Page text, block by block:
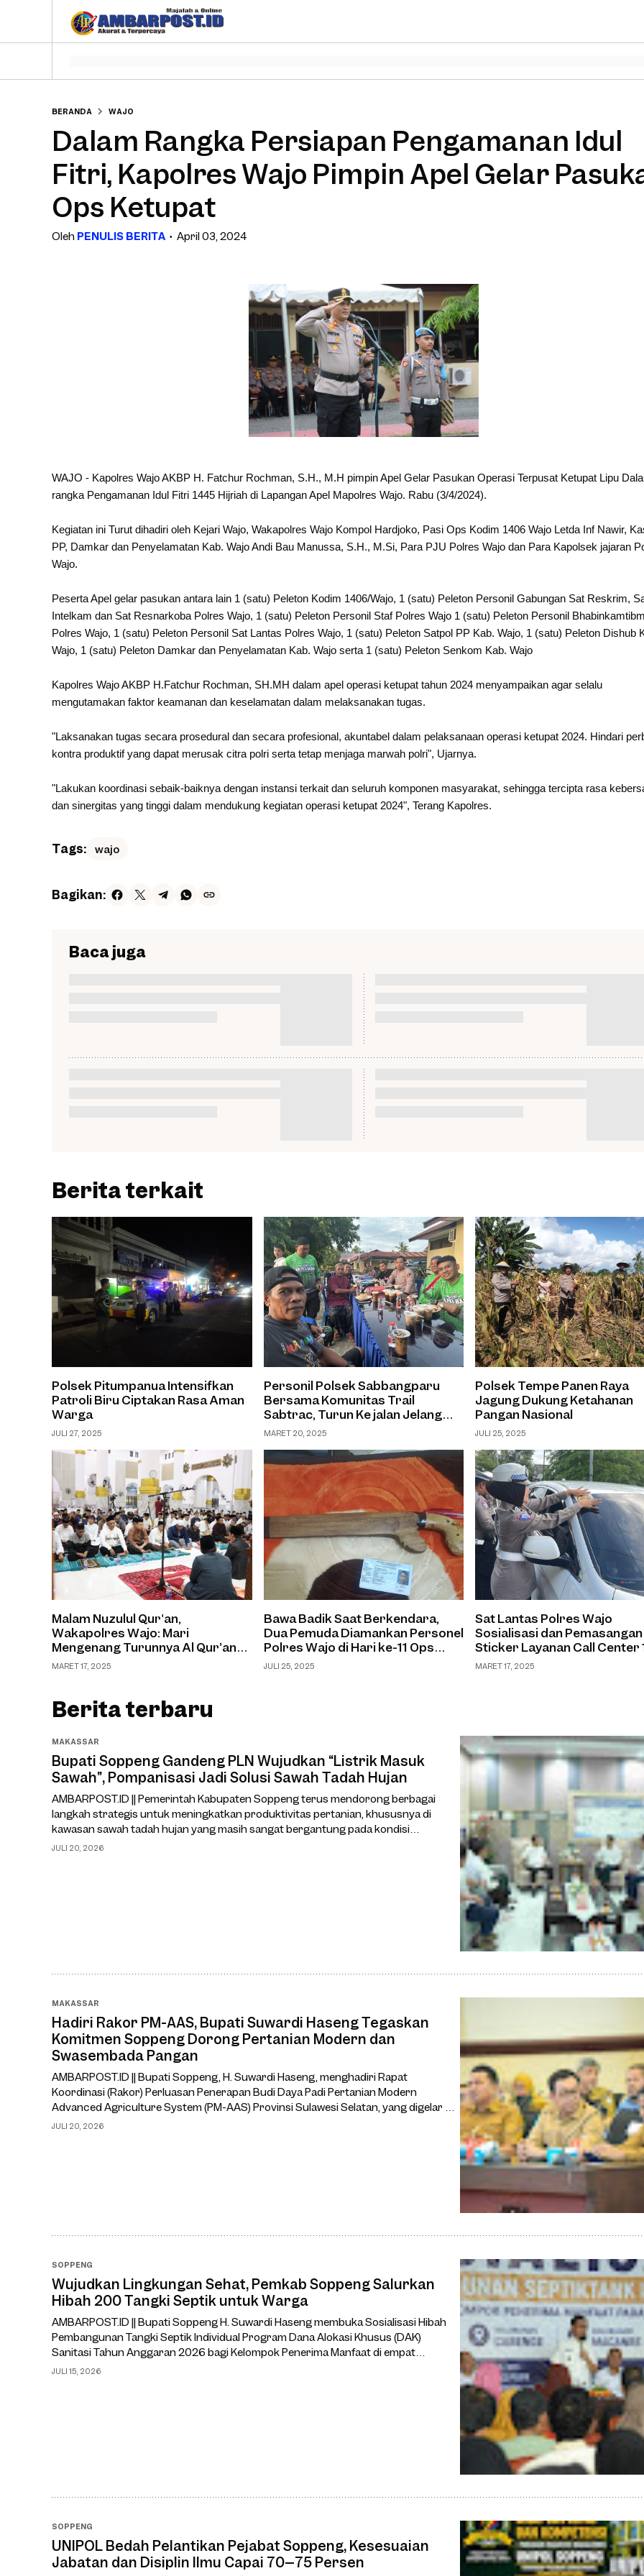
BERANDA WAJO
Dalam Rangka Persiapan Pengamanan Idul
Fitri, Kapolres Wajo Pimpin Apel Gelar
Ops Ketupat
Oleh PENULIS BERITA April 03, 2024
WAJO - Kapolres Wajo AKBP H. Fatchur Rochman, S.H., M.H pimpin Apel Gelar Pasukan Operasi Terpusat Ketupat Lipu
rangka Pengamanan Idul Fitri 1445 Hijriah di Lapangan Apel Mapolres Wajo. Rabu (3/4/2024).
Kegiatan ini Turut dihadiri oleh Kejari Wajo, Wakapolres Wajo Kompol Hardjoko, Pasi Ops Kodim 1406 Wajo Letda Inf Nawir,
PP, Damkar dan Penyelamatan Kab. Wajo Andi Bau Manussa, S.H., M.Si, Para PJU Polres Wajo dan Para Kapolsek jajaran
Wajo.
Peserta Apel gelar pasukan antara lain 1 (satu) Peleton Kodim 1406/Wajo, 1 (satu) Peleton Personil Gabungan Sat Reskrim,
Intelkam dan Sat Resnarkoba Polres Wajo, 1 (satu) Peleton Personil Staf Polres Wajo 1 (satu) Peleton Personil
Polres Wajo, 1 (satu) Peleton Personil Sat Lantas Polres Wajo, 1 (satu) Peleton Satpol PP Kab. Wajo, 1 (satu) Peleton Dishub
Wajo, 1 (satu) Peleton Damkar dan Penyelamatan Kab. Wajo serta 1 (satu) Peleton Senkom Kab. Wajo
Kapolres Wajo AKBP H.Fatchur Rochman, SH.MH dalam apel operasi ketupat tahun 2024 menyampaikan agar selalu
mengutamakan faktor keamanan dan keselamatan dalam melaksanakan tugas.
"Laksanakan tugas secara prosedural dan secara profesional, akuntabel dalam pelaksanaan operasi ketupat 2024. Hindari
kontra produktif yang dapat merusak citra polri serta tetap menjaga marwah polri", Ujarnya.
"Lakukan koordinasi sebaik-baiknya dengan instansi terkait dan seluruh komponen masyarakat, sehingga tercipta rasa
dan sinergitas yang tinggi dalam mendukung kegiatan operasi ketupat 2024", Terang Kapolres.
Tags: wajo
Bagikan:
Baca juga
Berita terkait
Polsek Pitumpanua Intensifkan
Patroli Biru Ciptakan Rasa Aman
Warga
JULI 27, 2025
Personil Polsek Sabbangparu
Bersama Komunitas Trail
Sabtrac, Turun Ke jalan Jelang
Berbuka Puasa Melalui Aksi
MARET 20, 2025
Polsek Tempe Panen Raya
Jagung Dukung Ketahanan
Pangan Nasional
JULI 25, 2025
Malam Nuzulul Qur'an,
Wakapolres Wajo: Mari
Mengenang Turunnya Al Qur’an
kepada Nabi Muhammad SAW
MARET 17, 2025
Bawa Badik Saat Berkendara,
Dua Pemuda Diamankan Personel
Polres Wajo di Hari ke-11 Ops
Patuh Pallawa
JULI 25, 2025
Sat Lantas Polres Wajo
Sosialisasi dan Pemasangan
Sticker Layanan Call Center
Mudik Aman Keluarga
MARET 17, 2025
Berita terbaru
MAKASSAR
Bupati Soppeng Gandeng PLN Wujudkan “Listrik Masuk
Sawah”, Pompanisasi Jadi Solusi Sawah Tadah Hujan
AMBARPOST.ID || Pemerintah Kabupaten Soppeng terus mendorong berbagai
langkah strategis untuk meningkatkan produktivitas pertanian, khususnya di
kawasan sawah tadah hujan yang masih sangat bergantung pada kondisi
cuaca.Salah satu upaya yang kini tengah dimatangkan adalah program “Listrik
JULI 20, 2026
MAKASSAR
Hadiri Rakor PM-AAS, Bupati Suwardi Haseng Tegaskan
Komitmen Soppeng Dorong Pertanian Modern dan
Swasembada Pangan
AMBARPOST.ID || Bupati Soppeng, H. Suwardi Haseng, menghadiri Rapat
Koordinasi (Rakor) Perluasan Penerapan Budi Daya Padi Pertanian Modern
Advanced Agriculture System (PM-AAS) Provinsi Sulawesi Selatan, yang digelar di
Ruang Rapat Pimpinan Kantor Gubernur Sulawesi Selatan, Senin
JULI 20, 2026
SOPPENG
Wujudkan Lingkungan Sehat, Pemkab Soppeng Salurkan
Hibah 200 Tangki Septik untuk Warga
AMBARPOST.ID || Bupati Soppeng H. Suwardi Haseng membuka Sosialisasi Hibah
Pembangunan Tangki Septik Individual Program Dana Alokasi Khusus (DAK)
Sanitasi Tahun Anggaran 2026 bagi Kelompok Penerima Manfaat di empat
kelurahan. Kegiatan tersebut berlangsung di Kelurahan Cabenge, Kecamatan
JULI 15, 2026
SOPPENG
UNIPOL Bedah Pelantikan Pejabat Soppeng, Kesesuaian
Jabatan dan Disiplin Ilmu Capai 70–75 Persen